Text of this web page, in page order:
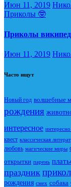
Июн 11, 2019
Приколы 🤓
Приколы
Июн 11, 2019
Часто ищут
Новый год волшебные
рождения
интересное
квест классическая
любовь магические миры
открытки парень
праздник прикол
рождения смех собака